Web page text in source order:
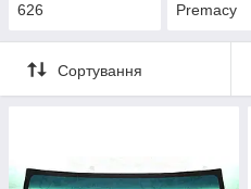
626 Premacy
Сортування